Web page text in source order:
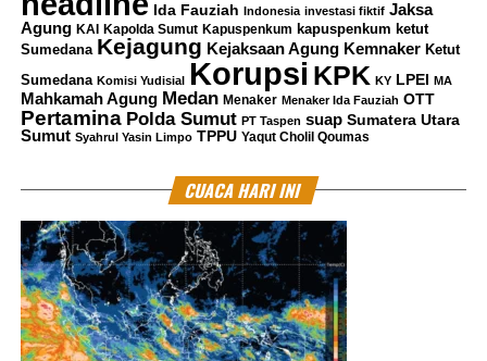
Ida Fauziah Indonesia investasi fiktif Jaksa
Agung KAI Kapolda Sumut Kapuspenkum kapuspenkum ketut
Sumedana Kejagung Kejaksaan Agung Kemnaker Ketut
Sumedana Komisi Yudisial Korupsi KPK KY LPEI MA
Mahkamah Agung Medan Menaker Menaker Ida Fauziah OTT
Pertamina Polda Sumut PT Taspen suap Sumatera Utara
Sumut Syahrul Yasin Limpo TPPU Yaqut Cholil Qoumas
CUACA HARI INI